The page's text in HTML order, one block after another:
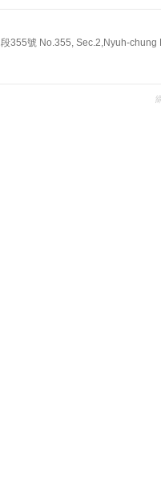
355號 No.355, Sec.2,Nyuh-